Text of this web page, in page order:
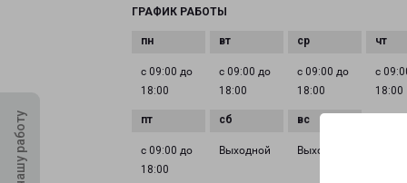
ГРАФИК РАБОТЫ
с 09:00 до
18:00
с 09:00 до
18:00
с 09:00 до
18:00
с
18:00
с 09:00 до
18:00
Выходной Выходной